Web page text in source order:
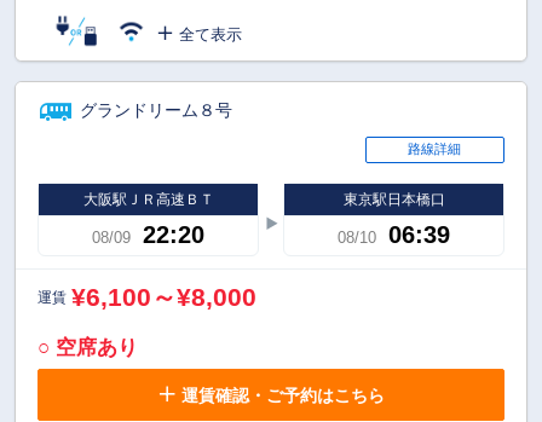
全て表示
グランドリーム８号
路線詳細
大阪駅ＪＲ高速ＢＴ
08/09 22:20
東京駅日本橋口
08/10 06:39
運賃 ¥6,100～¥8,000
○ 空席あり
運賃確認・ご予約はこちら